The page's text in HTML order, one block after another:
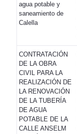
agua potable y
saneamiento de
Calella
CONTRATACIÓN
DE LA OBRA
CIVIL PARA LA
REALIZACIÓN DE
LA RENOVACIÓN
DE LA TUBERÍA
DE AGUA
POTABLE DE LA
CALLE ANSELM